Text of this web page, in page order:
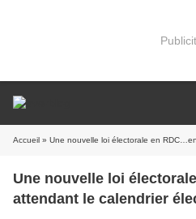
Accueil » Une nouvelle loi électorale en
Une nouvelle loi
attendant le calendrier